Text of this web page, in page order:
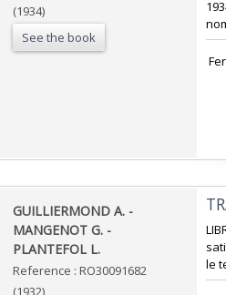
(1934)
See the book
‎GUILLIERMOND A. -
MANGENOT G. -
PLANTEFOL L.‎
Reference : RO30091682
(1932)
le